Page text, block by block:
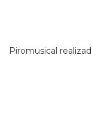
Piromusical